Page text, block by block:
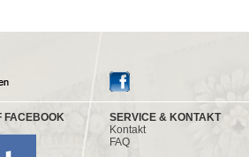
FACEBOOK
SERVICE & KONTAKT
Kontakt
FAQ